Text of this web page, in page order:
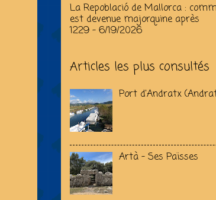
La Repoblació de Mallorca :
est devenue majorquine après
1229 - 6/19/2026
Articles les plus consultés
Port d'Andratx
Artà - Ses Païsses